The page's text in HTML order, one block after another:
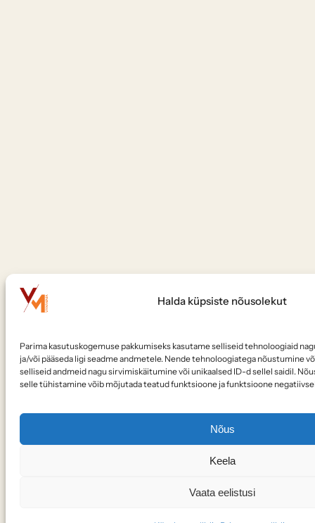
Halda küpsiste nõusolekut
Parima kasutuskogemuse pakkumiseks kasutame selliseid tehnoloogiaid
ja/või pääseda ligi seadme andmetele. Nende tehnoloogiatega nõustumine
selliseid andmeid nagu sirvimiskäitumine või unikaalsed ID-d sellel saidil.
selle tühistamine võib mõjutada teatud funktsioone ja funktsioone
Nõus
Keela
Vaata eelistusi